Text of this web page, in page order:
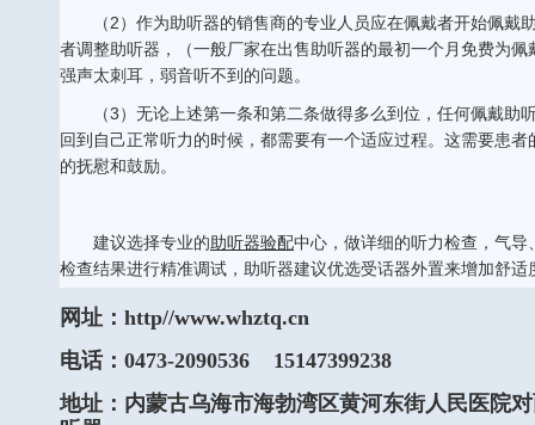
（2）作为助听器的销售商的专业人员应在佩戴者开始佩戴
者调整助听器，（一般厂家在出售助听器的最初一个月免费为
强声太刺耳，弱音听不到的问题。
（3）无论上述第一条和第二条做得多么到位，任何佩戴助
回到自己正常听力的时候，都需要有一个适应过程。这需要患
的抚慰和鼓励。
建议选择专业的助听器验配中心，做详细的听力检查，气
检查结果进行精准调试，助听器建议优选受话器外置来增加舒适
网址：http//www.whztq.cn
电话：0473-2090536 15147399238
地址：内蒙古乌海市海勃湾区黄河东街人民医院